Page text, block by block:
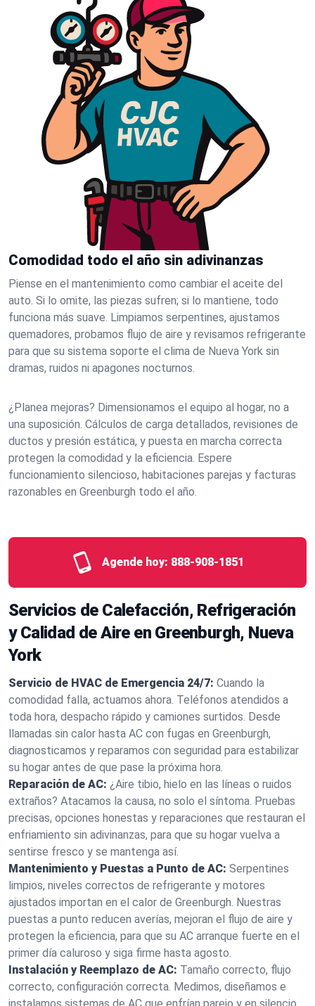
Comodidad todo el año sin adivinanzas
Piense en el mantenimiento como cambiar el aceite del
auto. Si lo omite, las piezas sufren; si lo mantiene, todo
funciona más suave. Limpiamos serpentines, ajustamos
quemadores, probamos flujo de aire y revisamos refrigerante
para que su sistema soporte el clima de Nueva York sin
dramas, ruidos ni apagones nocturnos.
¿Planea mejoras? Dimensionamos el equipo al hogar, no a
una suposición. Cálculos de carga detallados, revisiones de
ductos y presión estática, y puesta en marcha correcta
protegen la comodidad y la eficiencia. Espere
funcionamiento silencioso, habitaciones parejas y facturas
razonables en Greenburgh todo el año.
Agende hoy: 888-908-1851
Servicios de Calefacción, Refrigeración
y Calidad de Aire en Greenburgh, Nueva
York
Servicio de HVAC de Emergencia 24/7: Cuando la
comodidad falla, actuamos ahora. Teléfonos atendidos a
toda hora, despacho rápido y camiones surtidos. Desde
llamadas sin calor hasta AC con fugas en Greenburgh,
diagnosticamos y reparamos con seguridad para estabilizar
su hogar antes de que pase la próxima hora.
Reparación de AC: ¿Aire tibio, hielo en las líneas o ruidos
extraños? Atacamos la causa, no solo el síntoma. Pruebas
precisas, opciones honestas y reparaciones que restauran el
enfriamiento sin adivinanzas, para que su hogar vuelva a
sentirse fresco y se mantenga así.
Mantenimiento y Puestas a Punto de AC: Serpentines
limpios, niveles correctos de refrigerante y motores
ajustados importan en el calor de Greenburgh. Nuestras
puestas a punto reducen averías, mejoran el flujo de aire y
protegen la eficiencia, para que su AC arranque fuerte en el
primer día caluroso y siga firme hasta agosto.
Instalación y Reemplazo de AC: Tamaño correcto, flujo
correcto, configuración correcta. Medimos, diseñamos e